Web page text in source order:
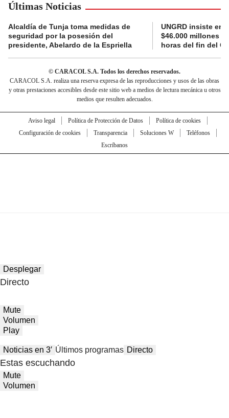
Últimas Noticias
Alcaldía de Tunja toma medidas de
seguridad por la posesión del
presidente, Abelardo de la Espriella
UNGRD insiste en
$46.000 millones
horas del fin del
© CARACOL S.A. Todos los derechos reservados.
CARACOL S.A. realiza una reserva expresa de las reproducciones y usos de las obras
y otras prestaciones accesibles desde este sitio web a medios de lectura mecánica u otros
medios que resulten adecuados.
Aviso legal Política de Protección de Datos
Política de cookies
Configuración de cookies
Transparencia Soluciones W
Teléfonos
Escríbanos
Desplegar
Directo
Mute
Volumen
Play
Noticias en 3′ Últimos programas Directo
Estas escuchando
Mute
Volumen